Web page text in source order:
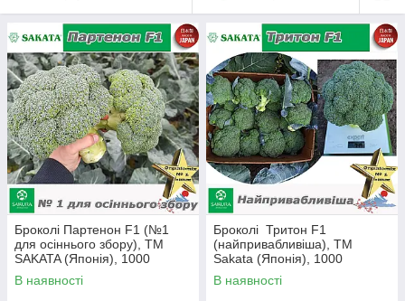
Броколі Партенон F1 (№1
для осіннього збору), ТМ
SAKATA (Японія), 1000
насінин
В наявності
Броколі Тритон F1
(найпривабливіша), ТМ
Sakata (Японія), 1000
насінин
В наявності